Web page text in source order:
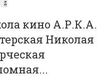
кино А.Р.К.А.
Николая